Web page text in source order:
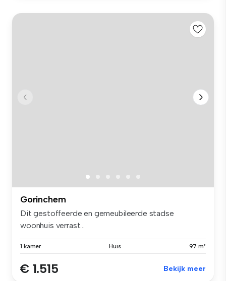
Gorinchem
Dit gestoffeerde en gemeubileerde stadse
woonhuis verrast...
1 kamer Huis 97 m²
€ 1.515 Bekijk meer